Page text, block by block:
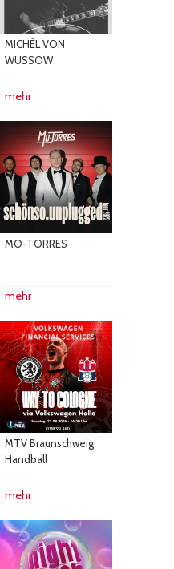
MICHÈL VON
WUSSOW
mehr
MO-TORRES
mehr
MTV Braunschweig
Handball
mehr